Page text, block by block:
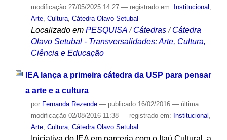
modificação27/05/2025 14:27 — registrado em: Institucional ,
Arte, Cultura, Cátedra Olavo Setubal
Localizado em PESQUISA /Cátedras/Cátedra
Olavo Setubal - Transversalidades: Arte, Cultura,
Ciência e Educação
IEA lança a primeira cátedra da USP para pensar
a arte e a cultura
por Fernanda Rezende — publicado16/02/2016 — última
modificação02/08/2016 11:38 — registrado em: Institucional
Arte, Cultura, Cátedra Olavo Setubal